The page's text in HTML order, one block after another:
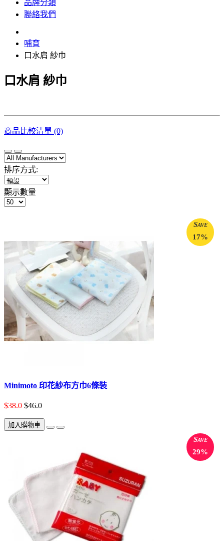
品牌分類
聯絡我們
哺育
口水肩 紗巾
口水肩 紗巾
商品比較清單 (0)
排序方式:
顯示數量
Save
17%
Minimoto 印花紗布方巾6條裝
$38.0 $46.0
加入購物車
Save
29%